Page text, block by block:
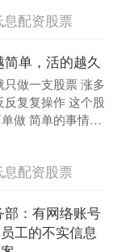
息配资股票
单，活的越久
做一支股票 涨多
复复操作 这个股
做 简单的事情反
易 股民需....
息配资股票
：有网络账号
工的不实信息